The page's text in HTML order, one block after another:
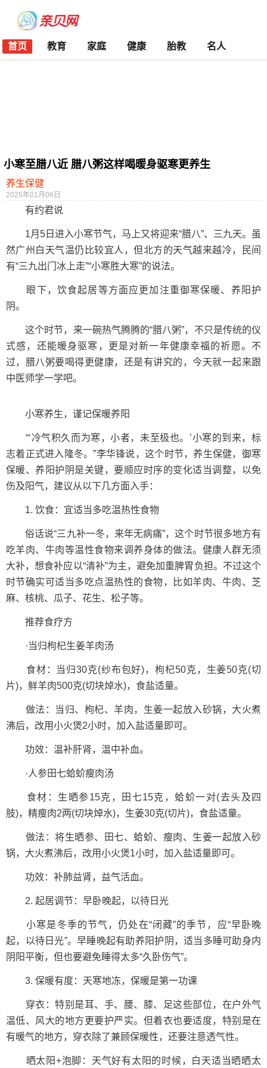
首页 教育 家庭 健康 胎教 名人
小寒至腊八近 腊八粥这样喝暖身驱寒更养生
养生保健
2025年01月06日
有约君说
1月5日进入小寒节气，马上又将迎来“腊八”、三九天。虽
然广州白天气温仍比较宜人，但北方的天气越来越冷，民间
有“三九出门冰上走”“小寒胜大寒”的说法。
眼下，饮食起居等方面应更加注重御寒保暖、养阳护
阴。
这个时节，来一碗热气腾腾的“腊八粥”，不只是传统的仪
式感，还能暖身驱寒，更是对新一年健康幸福的祈愿。不
过，腊八粥要喝得更健康，还是有讲究的，今天就一起来跟
中医师学一学吧。
小寒养生，谨记保暖养阳
“‘冷气积久而为寒，小者，未至极也。’小寒的到来，标
志着正式进入隆冬。”李华锋说，这个时节，养生保健，御寒
保暖、养阳护阴是关键，要顺应时序的变化适当调整，以免
伤及阳气，建议从以下几方面入手：
1. 饮食：宜适当多吃温热性食物
俗话说“三九补一冬，来年无病痛”，这个时节很多地方有
吃羊肉、牛肉等温性食物来调养身体的做法。健康人群无须
大补，想食补应以“清补”为主，避免加重脾胃负担。不过这个
时节确实可适当多吃点温热性的食物，比如羊肉、牛肉、芝
麻、核桃、瓜子、花生、松子等。
推荐食疗方
·当归枸杞生姜羊肉汤
食材：当归30克(纱布包好)，枸杞50克，生姜50克(切
片)，鲜羊肉500克(切块焯水)，食盐适量。
做法：当归、枸杞、羊肉，生姜一起放入砂锅，大火煮
沸后，改用小火煲2小时，加入盐适量即可。
功效：温补肝肾，温中补血。
·人参田七蛤蚧瘦肉汤
食材：生晒参15克，田七15克，蛤蚧一对(去头及四
肢)，精瘦肉2两(切块焯水)，生姜30克(切片)，食盐适量。
做法：将生晒参、田七、蛤蚧、瘦肉、生姜一起放入砂
锅，大火煮沸后，改用小火煲1小时，加入盐适量即可。
功效：补肺益肾，益气活血。
2. 起居调节：早卧晚起，以待日光
小寒是冬季的节气，仍处在“闭藏”的季节，应“早卧晚
起，以待日光”。早睡晚起有助养阳护阴，适当多睡可助身内
阴阳平衡，但也要避免睡得太多“久卧伤气”。
3. 保暖有度：天寒地冻，保暖是第一功课
穿衣：特别是耳、手、腰、膝、足这些部位，在户外气
温低、风大的地方更要护严实。但着衣也要适度，特别是在
有暖气的地方，穿衣除了兼顾保暖性，还要注意透气性。
晒太阳+泡脚：天气好有太阳的时候，白天适当晒晒太